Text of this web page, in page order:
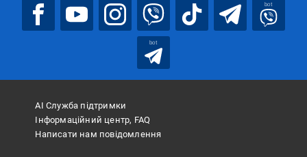
bot
bot
АІ Служба підтримки
Інформаційний центр, FAQ
Написати нам повідомлення